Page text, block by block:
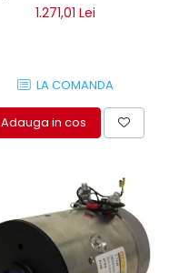
1.271,01 Lei
LA COMANDA
Adauga in cos